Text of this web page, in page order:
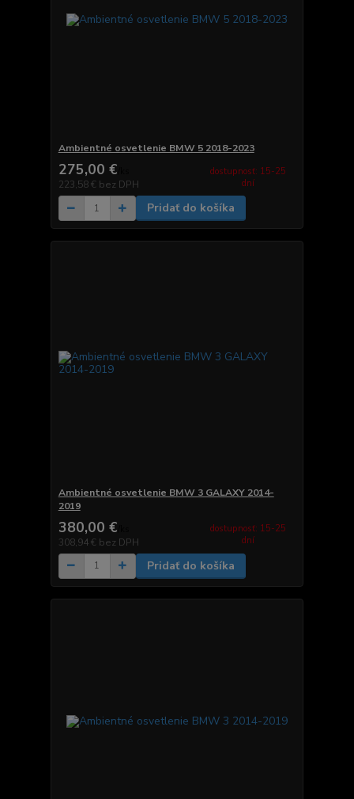
Ambientné osvetlenie BMW 5 2018-2023
275,00 €
223,58 € bez DPH
dostupnosť: 15-25
dní
Pridať do košíka
Ambientné osvetlenie BMW 3 GALAXY 2014-
2019
380,00 €
308,94 € bez DPH
dostupnosť: 15-25
dní
Pridať do košíka